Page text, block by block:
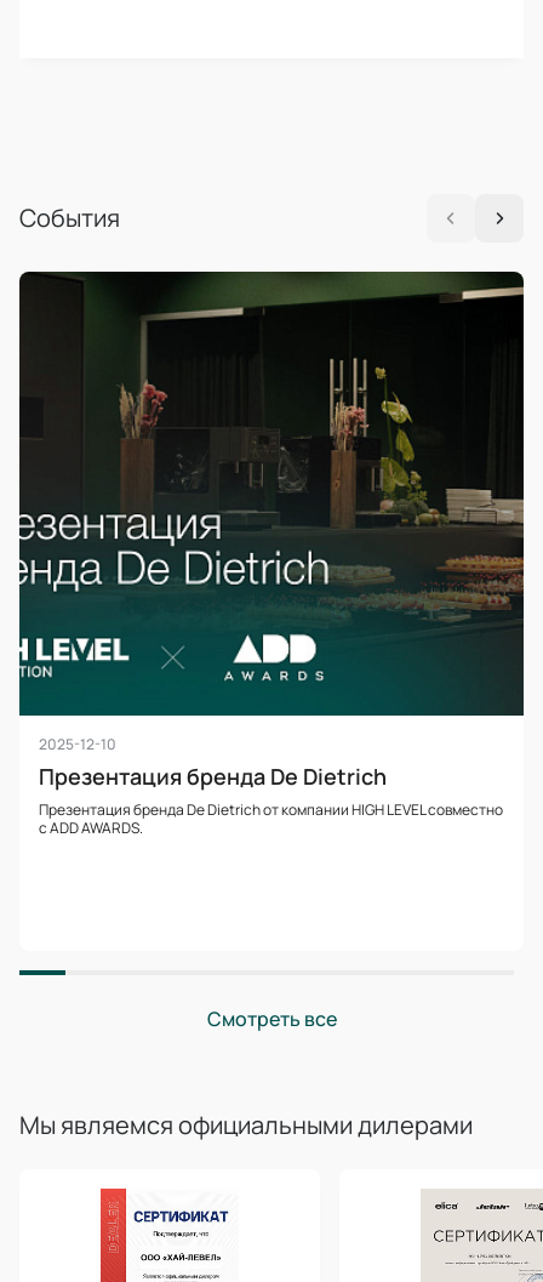
События
2025-12-10
Презентация бренда De Dietrich
Презентация бренда De Dietrich от компании HIGH LEVEL совместно
с ADD AWARDS.
Смотреть все
Мы являемся официальными дилерами